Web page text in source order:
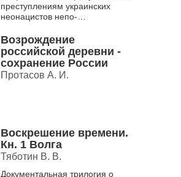
преступлениям
украинских
преступлениям украинских
неонацистов непо-
пострадавших от вооруженных
сил Украины.
В Курской...
Возрождение
российской деревни -
сохранение России
Протасов А. И.
Воскрешение времени.
Кн. 1 Волга
Тяботин В. В.
Документальная трилогия о